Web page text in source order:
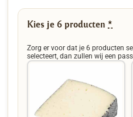
Kies je 6 producten *
Zorg er voor dat je 6 producten
selecteert, dan zullen wij een